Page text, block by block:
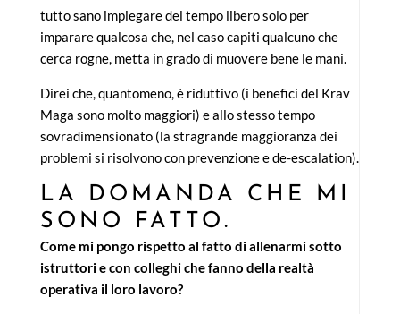
tutto sano impiegare del tempo libero solo per
imparare qualcosa che, nel caso capiti qualcuno che
cerca rogne, metta in grado di muovere bene le mani.
Direi che, quantomeno, è riduttivo (i benefici del Krav
Maga sono molto maggiori) e allo stesso tempo
sovradimensionato (la stragrande maggioranza dei
problemi si risolvono con prevenzione e de-escalation).
LA DOMANDA CHE MI
SONO FATTO.
Come mi pongo rispetto al fatto di allenarmi sotto
istruttori e con colleghi che fanno della realtà
operativa il loro lavoro?